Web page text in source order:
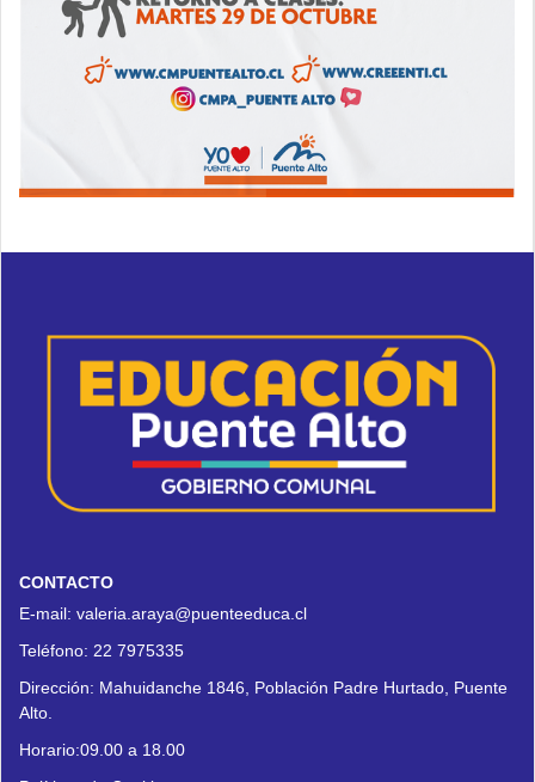
CONTACTO
E-mail: valeria.araya@puenteeduca.cl
Teléfono: 22 7975335
Dirección: Mahuidanche 1846, Población Padre Hurtado, Puente
Alto.
Horario:09.00 a 18.00